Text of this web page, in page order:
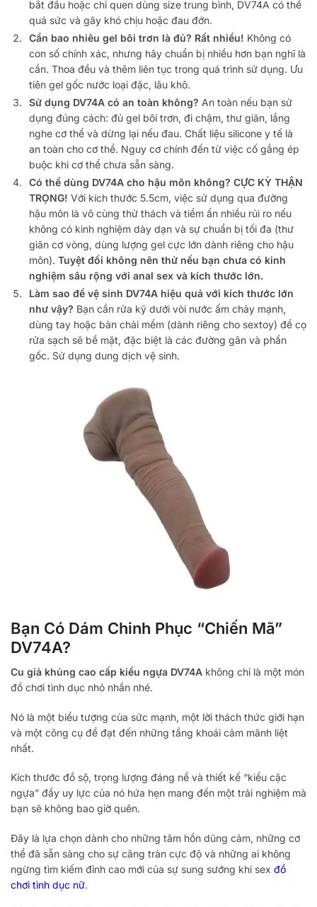
bắt đầu hoặc chỉ quen dùng size trung bình, DV74A có thể
quá sức và gây khó chịu hoặc đau đớn.
Cần bao nhiêu gel bôi trơn là đủ? Rất nhiều! Không có
con số chính xác, nhưng hãy chuẩn bị nhiều hơn bạn nghĩ là
cần. Thoa đều và thêm liên tục trong quá trình sử dụng. Ưu
tiên gel gốc nước loại đặc, lâu khô.
Sử dụng DV74A có an toàn không? An toàn nếu bạn sử
dụng đúng cách: đủ gel bôi trơn, đi chậm, thư giãn, lắng
nghe cơ thể và dừng lại nếu đau. Chất liệu silicone y tế là
an toàn cho cơ thể. Nguy cơ chính đến từ việc cố gắng ép
buộc khi cơ thể chưa sẵn sàng.
Có thể dùng DV74A cho hậu môn không? CỰC KỲ THẬN
TRỌNG! Với kích thước 5.5cm, việc sử dụng qua đường
hậu môn là vô cùng thử thách và tiềm ẩn nhiều rủi ro nếu
không có kinh nghiệm dày dạn và sự chuẩn bị tối đa (thư
giãn cơ vòng, dùng lượng gel cực lớn dành riêng cho hậu
môn). Tuyệt đối không nên thử nếu bạn chưa có kinh
nghiệm sâu rộng với anal sex và kích thước lớn.
Làm sao để vệ sinh DV74A hiệu quả với kích thước lớn
như vậy? Bạn cần rửa kỹ dưới vòi nước ấm chảy mạnh,
dùng tay hoặc bàn chải mềm (dành riêng cho sextoy) để cọ
rửa sạch sẽ bề mặt, đặc biệt là các đường gân và phần
gốc. Sử dụng dung dịch vệ sinh.
Bạn Có Dám Chinh Phục “Chiến Mã”
DV74A?
Cu giả khủng cao cấp kiểu ngựa DV74A không chỉ là một món
đồ chơi tình dục nhỏ nhắn nhé.
Nó là một biểu tượng của sức mạnh, một lời thách thức giới hạn
và một công cụ để đạt đến những tầng khoái cảm mãnh liệt
nhất.
Kích thước đồ sộ, trọng lượng đáng nể và thiết kế “kiểu cặc
ngựa” đầy uy lực của nó hứa hẹn mang đến một trải nghiệm mà
bạn sẽ không bao giờ quên.
Đây là lựa chọn dành cho những tâm hồn dũng cảm, những cơ
thể đã sẵn sàng cho sự căng tràn cực độ và những ai không
ngừng tìm kiếm đỉnh cao mới của sự sung sướng khi sex đồ
chơi tình dục nữ.